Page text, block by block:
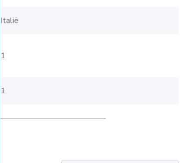
Italië
1
1
───────────────────